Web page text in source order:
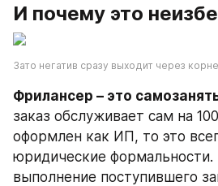
И почему это
Зато негатив сразу выходит через
Фрилансер – это
заказ обслуживает сам на
оформлен как ИП, то это
юридические формальности.
выполнение поступившего